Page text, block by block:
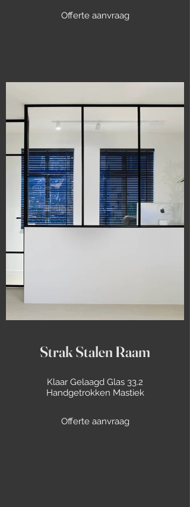
Offerte aanvraag
Strak Stalen Raam
Klaar Gelaagd Glas 33.2
Handgetrokken Mastiek
Offerte aanvraag